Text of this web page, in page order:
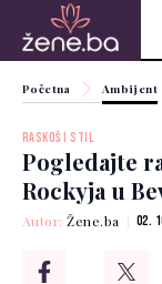
Početna Ambijent
RASKOŠ I STIL
Pogledajte
Rockyja u
Autor:Žene.ba 02.